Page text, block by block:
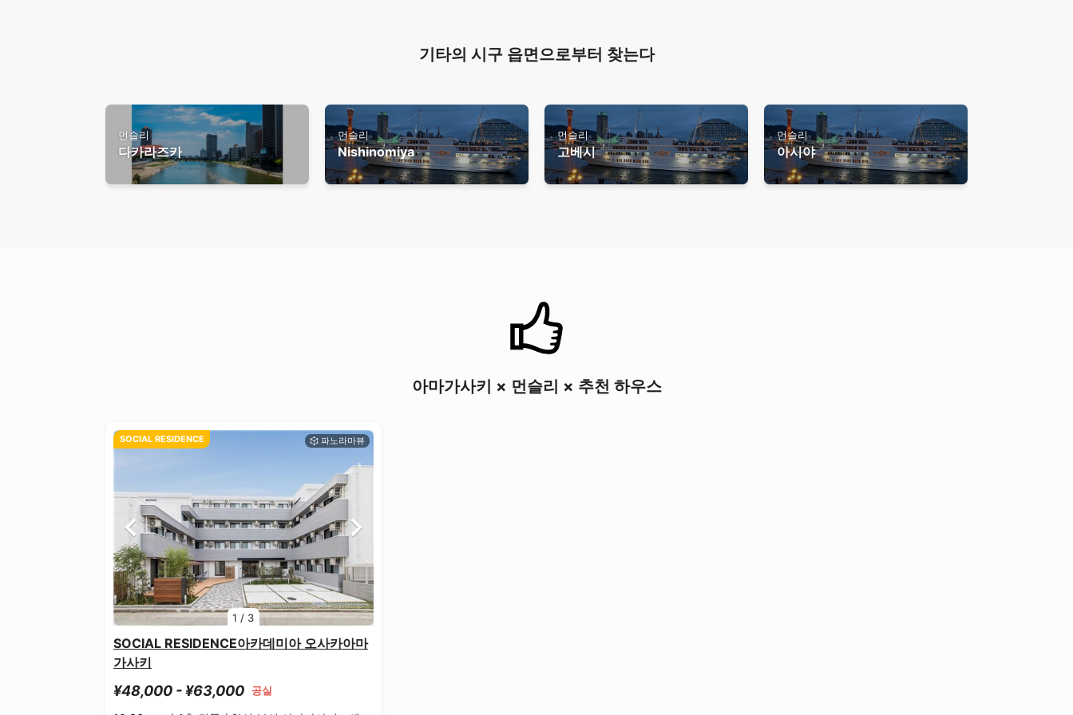
기타의 시구 읍면으로부터 찾는다
먼슬리
다카라즈카
먼슬리
Nishinomiya
먼슬리
고베시
먼슬리
아시야
아마가사키 × 먼슬리 × 추천 하우스
1 / 3
SOCIAL RESIDENCE
SOCIAL RESIDENCE아카데미아 오사카아마
가사키
¥48,000 - ¥63,000 공실